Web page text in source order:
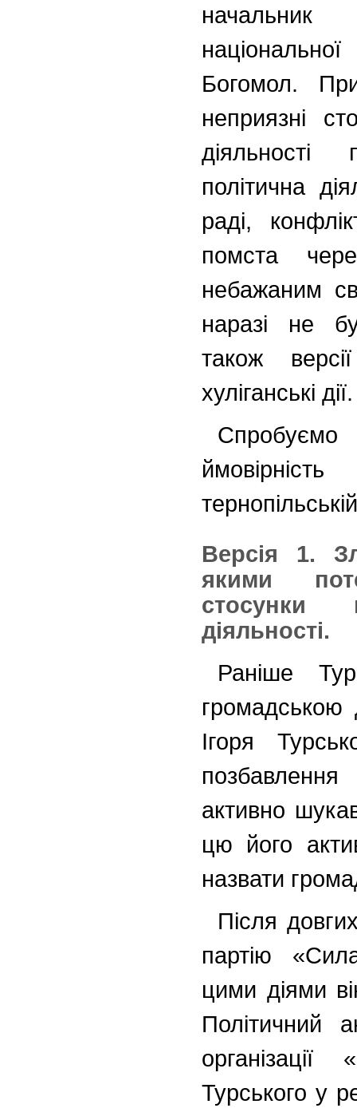
Богомол.
неприязні
діяльності
політична
раді,
помста
небажаним
наразі не
також
хуліганські дії.
Спробуємо
Версія 1.
якими
стосунки
діяльності.
Раніше
громадською
Ігоря
активно
цю його
назвати
Після
партію
цими діями
Політичний
Турського у